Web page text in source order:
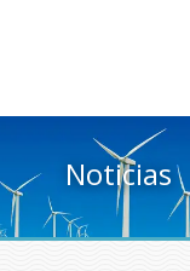
Noticias